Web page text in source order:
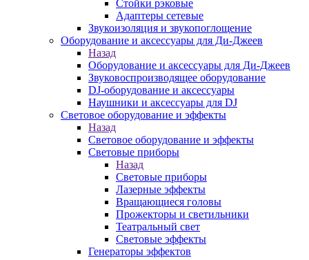
Стойки рэковые
Адаптеры сетевые
Звукоизоляция и звукопоглощение
Оборудование и аксессуары для Ди-Джеев
Назад
Оборудование и аксессуары для Ди-Джеев
Звуковоспроизводящее оборудование
DJ-оборудование и аксессуары
Наушники и аксессуары для DJ
Световое оборудование и эффекты
Назад
Световое оборудование и эффекты
Световые приборы
Назад
Световые приборы
Лазерные эффекты
Вращающиеся головы
Прожекторы и светильники
Театральный свет
Световые эффекты
Генераторы эффектов